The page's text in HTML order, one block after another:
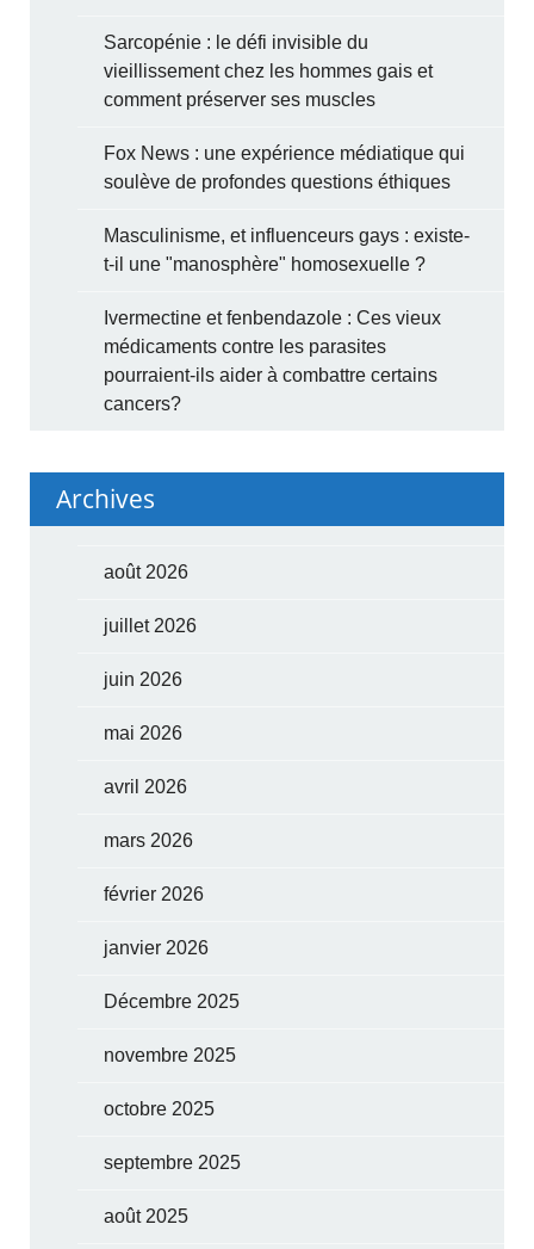
Sarcopénie : le défi invisible du
vieillissement chez les hommes gais et
comment préserver ses muscles
Fox News : une expérience médiatique qui
soulève de profondes questions éthiques
Masculinisme, et influenceurs gays : existe-
t-il une "manosphère" homosexuelle ?
Ivermectine et fenbendazole : Ces vieux
médicaments contre les parasites
pourraient-ils aider à combattre certains
cancers?
Archives
août 2026
juillet 2026
juin 2026
mai 2026
avril 2026
mars 2026
février 2026
janvier 2026
Décembre 2025
novembre 2025
octobre 2025
septembre 2025
août 2025